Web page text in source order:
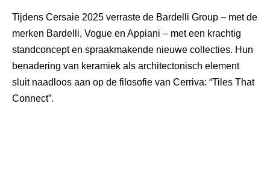
Tijdens Cersaie 2025 verraste de Bardelli Group – met de
merken Bardelli, Vogue en Appiani – met een krachtig
standconcepten spraakmakende nieuwe collecties. Hun
benadering van keramiek als architectonisch element
sluit naadloos aan op de filosofie van Cerriva: “Tiles That
Connect”.